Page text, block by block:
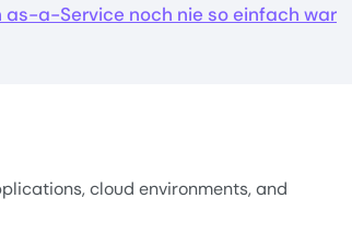
as-a-Service noch nie so einfach war
cloud environments, and